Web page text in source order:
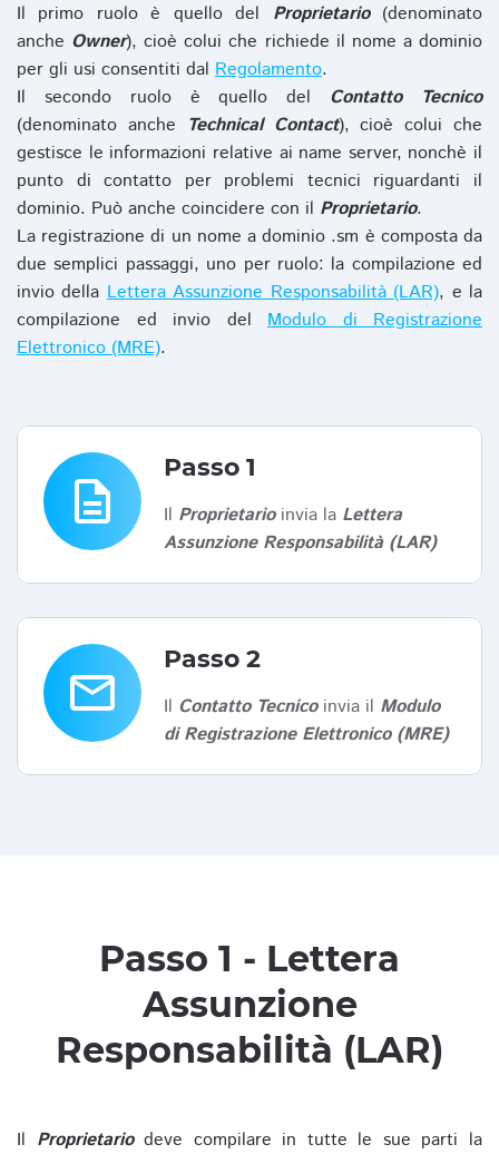
Il primo ruolo è quello del Proprietario(denominato
anche Owner), cioè colui che richiede il nome a dominio
per gli usi consentiti dal Regolamento.
Il secondo ruolo è quello del Contatto Tecnico
(denominato anche Technical Contact), cioè colui che
gestisce le informazioni relative ai name server, nonchè il
punto di contatto per problemi tecnici riguardanti il
dominio. Può anche coincidere con il Proprietario.
La registrazione di un nome a dominio .sm è composta da
due semplici passaggi, uno per ruolo: la compilazione ed
invio dellaLettera Assunzione Responsabilità (LAR), e la
compilazione ed invio del Modulo di Registrazione
Elettronico (MRE).
description
Passo 1
Il Proprietarioinvia la Lettera
Assunzione Responsabilità (LAR)
email
Passo 2
Il Contatto Tecnicoinvia il Modulo
di Registrazione Elettronico (MRE)
Passo 1 - Lettera
Assunzione
Responsabilità (LAR)
Il Proprietariodeve compilare in tutte le sue parti la